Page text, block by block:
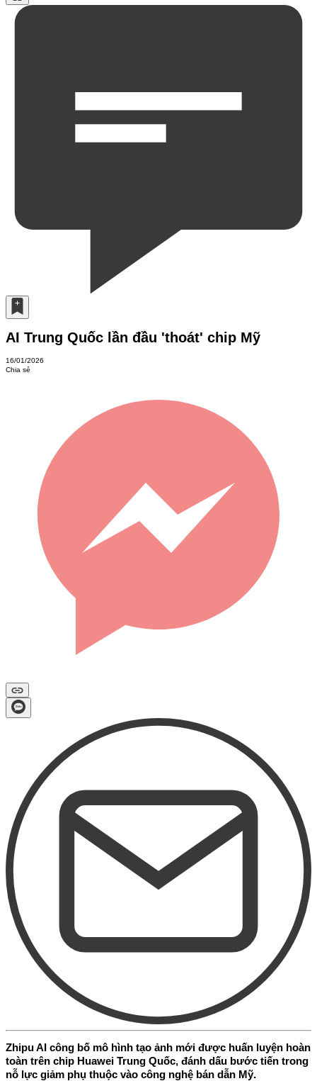
AI Trung Quốc lần đầu 'thoát' chip Mỹ
16/01/2026
Chia sẻ
Zhipu AI công bố mô hình tạo ảnh mới được huấn luyện hoàn
toàn trên chip Huawei Trung Quốc, đánh dấu bước tiến trong
nỗ lực giảm phụ thuộc vào công nghệ bán dẫn Mỹ.